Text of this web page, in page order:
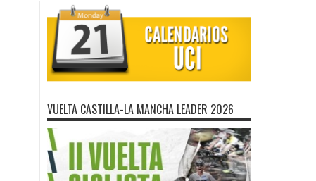
VUELTA CASTILLA-LA MANCHA LEADER 2026